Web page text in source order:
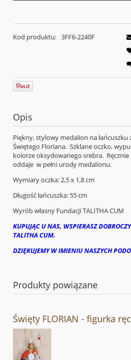
Kod produktu: 3FF6-2240F
Opis
Piękny, stylowy medalion na
Świętego Floriana. Szklane oczko,
kolorze oksydowanego srebra.
oddaje w pełni urody medalionu.
Wymiary oczka: 2,5 x 1,8 cm
Długość łańcuszka: 55 cm
Wyrób własny Fundacji TALITHA CUM
KUPUJĄC U NAS, WSPIERASZ
TALITHA CUM.
DZIĘKUJEMY W IMIENIU NASZYCH
Produkty powiązane
Święty FLORIAN - figurka